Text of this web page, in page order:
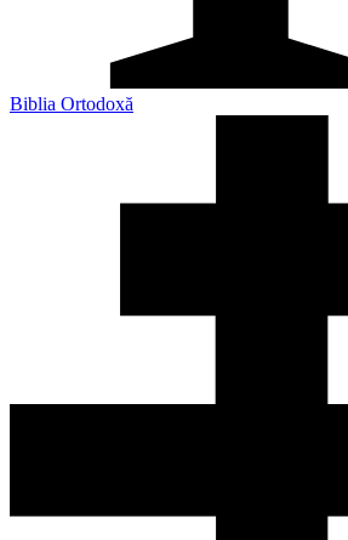
Biblia Ortodoxă